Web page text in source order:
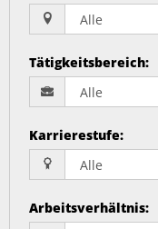
Tätigkeitsbereich:
Karrierestufe:
Arbeitsverhältnis: